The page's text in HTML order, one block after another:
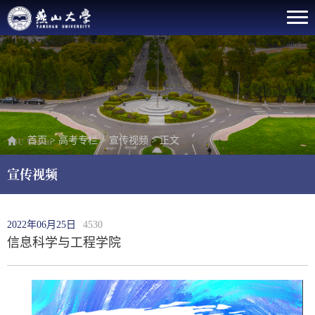
首页>高考专栏> 宣传视频 >正文
宣传视频
2022年06月25日 4530
信息科学与工程学院